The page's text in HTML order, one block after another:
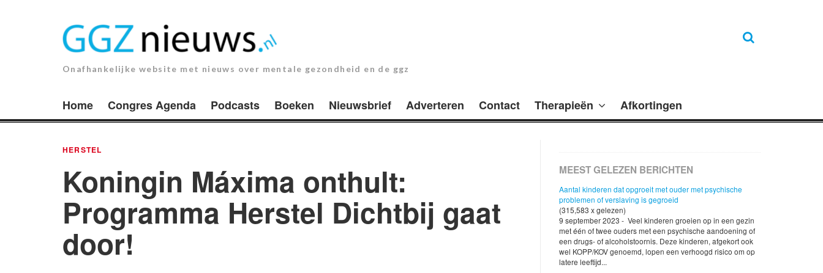
Onafhankelijke website met nieuws over mentale gezondheid en de ggz
Home Congres Agenda Podcasts Boeken Nieuwsbrief Adverteren Contact Therapieën Afkortingen
HERSTEL
Koningin Máxima onthult:
Programma Herstel Dichtbij gaat
door!
MEEST GELEZEN BERICHTEN
Aantal kinderen dat opgroeit met ouder met psychische
problemen of verslaving is gegroeid
(315,583 x gelezen)
9 september 2023 - Veel kinderen groeien op in een gezin
met één of twee ouders met een psychische aandoening of
een drugs- of alcoholstoornis. Deze kinderen, afgekort ook
wel KOPP/KOV genoemd, lopen een verhoogd risico om op
latere leeftijd...